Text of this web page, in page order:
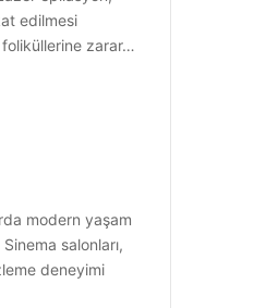
edilmesi
zarar…
modern yaşam
salonları,
deneyimi